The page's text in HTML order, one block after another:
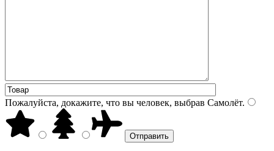
Пожалуйста, докажите, что вы человек, выбрав Самолёт.